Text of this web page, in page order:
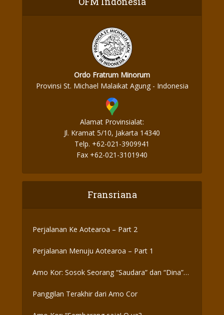
Ordo Fratrum Minorum
Provinsi St. Michael Malaikat Agung - Indonesia
Alamat Provinsialat:
Jl. Kramat 5/10, Jakarta 14340
Telp. +62-021-3909941
Fax +62-021-3101940
Fransriana
Perjalanan Ke Aotearoa – Part 2
Perjalanan Menuju Aotearoa – Part 1
Amo Kor: Sosok Seorang “Saudara” dan “Dina”
Panggilan Terakhir dari Amo Cor